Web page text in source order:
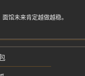
馆未来肯定越做越稳。